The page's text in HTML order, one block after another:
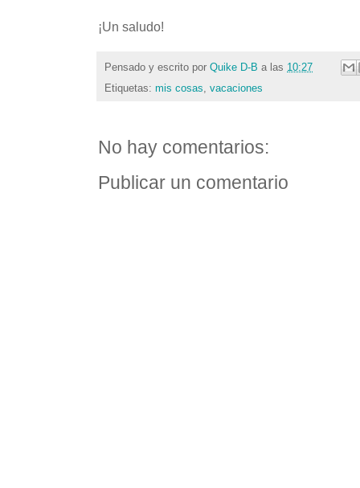
¡Un saludo!
Pensado y escrito por Quike D-B a las 10:27
Etiquetas: mis cosas, vacaciones
No hay comentarios:
Publicar un comentario